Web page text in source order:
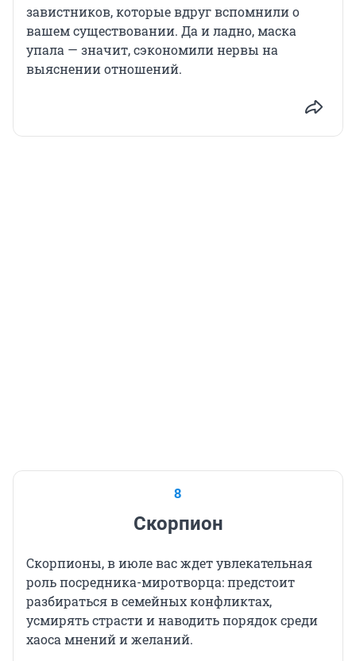
завистников, которые вдруг вспомнили о
вашем существовании. Да и ладно, маска
упала — значит, сэкономили нервы на
выяснении отношений.
8
Скорпион
Скорпионы, в июле вас ждет увлекательная
роль посредника-миротворца: предстоит
разбираться в семейных конфликтах,
усмирять страсти и наводить порядок среди
хаоса мнений и желаний.